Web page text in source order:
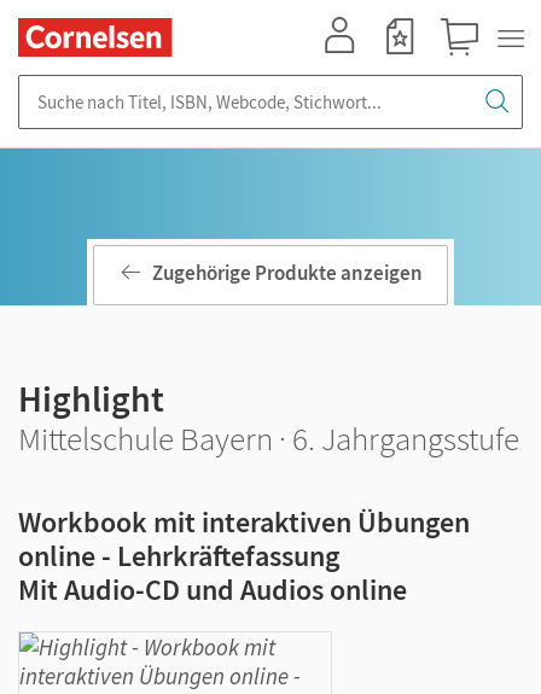
Zugehörige Produkte anzeigen
Highlight
Mittelschule Bayern · 6. Jahrgangsstufe
Workbook mit interaktiven Übungen
online - Lehrkräftefassung
Mit Audio-CD und Audios online